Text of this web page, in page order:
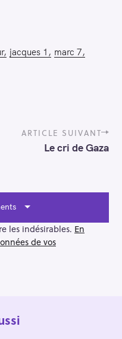
jacques 1
marc 7
ARTICLE SUIVANT
Le cri de Gaza
les indésirables. En
de vos